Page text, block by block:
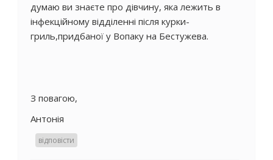
думаю ви знаєте про дівчину, яка лежить в
інфекційному відділенні після курки-
гриль,придбаної у Вопаку на Бестужева.
З повагою,
Антонія
відповісти